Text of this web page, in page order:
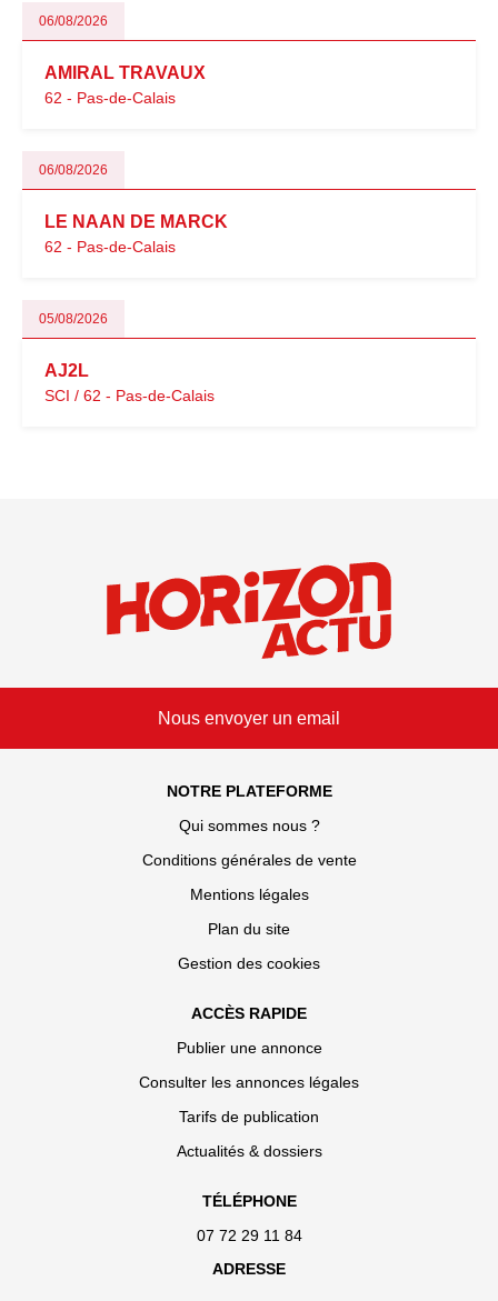
06/08/2026
AMIRAL TRAVAUX
62 - Pas-de-Calais
06/08/2026
LE NAAN DE MARCK
62 - Pas-de-Calais
05/08/2026
AJ2L
SCI / 62 - Pas-de-Calais
Nous envoyer un email
NOTRE PLATEFORME
Qui sommes nous ?
Conditions générales de vente
Mentions légales
Plan du site
Gestion des cookies
ACCÈS RAPIDE
Publier une annonce
Consulter les annonces légales
Tarifs de publication
Actualités & dossiers
TÉLÉPHONE
07 72 29 11 84
ADRESSE